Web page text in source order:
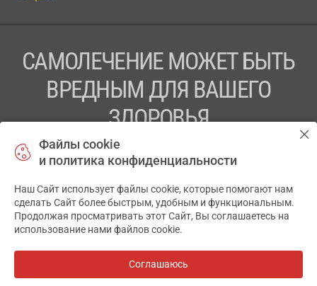
САМОЛЕЧЕНИЕ МОЖЕТ БЫТЬ
ВРЕДНЫМ ДЛЯ ВАШЕГО
ЗДОРОВЬЯ
ПЕРЕД ПРИМЕНЕНИЕМ ПРЕПАРАТА
ПРОКОНСУЛЬТИРУЙТЕСЬ С ВРАЧОМ
ТОВ «АПТЕКА 911.ЮА» Код ЄДРПОУ 43631965.
Отказ от ответственности
АПТЕКА911.ЮА
Файлы cookie
и политика конфиденциальности
Наш Сайт использует файлы cookie, которые помогают нам
сделать Сайт более быстрым, удобным и функциональным.
Продолжая просматривать этот Сайт, Вы соглашаетесь на
использование нами файлов cookie.
Соглашаюсь
✕